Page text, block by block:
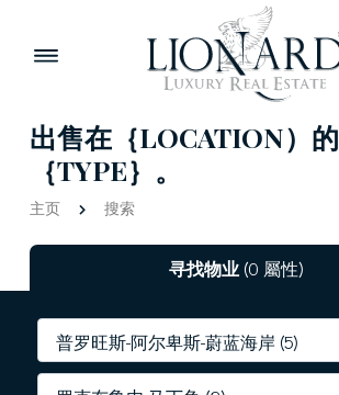
出售在｛LOCATION）的
｛TYPE｝。
主页 搜索
寻找物业(0 屬性)